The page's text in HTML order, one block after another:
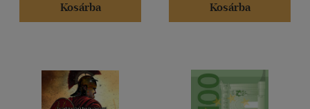
Kosárba
Kosárba